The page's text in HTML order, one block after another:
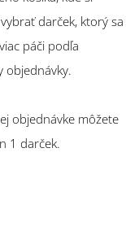
darček, ktorý sa
páči podľa
objednávky.
objednávke môžete
1 darček.